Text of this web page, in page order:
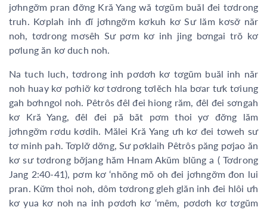
jơhngơ̆m pran đơ̆ng Kră Yang wă tơgŭm buăl đei tơdrong
truh. Kơplah inh đĭ jơhngơ̆m kơkuh kơ Sư lăm kơsơ̆ năr
noh, tơdrong mơsêh Sư pơm kơ inh jing bơngai trŏ kơ
pơlung ăn kơ duch noh.
Na tuch luch, tơdrong inh pơdơh kơ tơgŭm buăl inh năr
noh huay kơ pơhiơ̆ kơ tơdrong tơlĕch hla bơar tưk tơiung
gah bơhngol noh. Pêtrôs đêl đei hiong răm, đêl đei sơngah
kơ Kră Yang, đêl đei pă băt pơm thoi yơ đơ̆ng lăm
jơhngơ̆m rơdu kơdih. Mălei Kră Yang ưh kơ đei tơweh sư
tơ minh pah. Tơplơ̆ dơ̆ng, Sư pơklaih Pêtrôs păng pơjao ăn
kơ sư tơdrong bơ̆jang hăm Hnam Akŭm blŭng a ( Tơdrong
Jang 2:40-41), pơm kơ ‘nhŏng mŏ oh đei jơhngơ̆m đon lui
pran. Kư̆m thoi noh, dôm tơdrong gleh glăn inh đei hlôi ưh
kơ yua kơ noh na inh pơdơh kơ ‘mêm, pơdơh kơ tơgŭm